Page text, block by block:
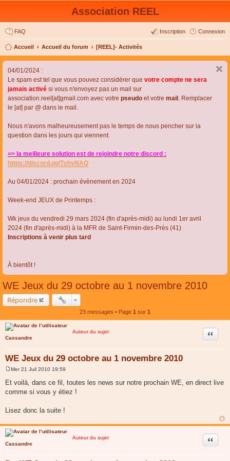
Association REEL
FAQ Connexion
Inscription
Accueil Accueil du forum [REEL]- Activités
04/01/2024 :
Le spam est tel que vous pouvez considérer que votre compte ne sera
jamais activé si vous n'envoyez pas un mail sur
association.reel[at]gmail.com avec votre pseudo et votre mail . Remplacer
le [at] par @ dans le mail.
Nous n'avons malheureusement pas le temps de nous pencher sur la
question dans les jours qui viennent.
=> la meilleure solution est de rejoindre notre discord :
https://discord.gg/TvhyNAQ
Au 04/01/2024 : prochain évènement en 2024
Week-end JEUX de Printemps :
Wk jeux du vendredi 29 mars 2024 (fin d'après-midi) au lundi 1er avril
2024 (fin d'après-midi) à la MFR de Saint-Firmin-des-Près (41)
Inscriptions à venir plus tard
À bientôt !
WE Jeux du 29 octobre au 1 novembre 2010
Répondre
23 messages • Page 1 sur 1
Auteur du sujet
Cassandre
WE Jeux du 29 octobre au 1 novembre 2010
Citer
e
s
s
e
Mer 21 Juil 2010 19:59
Et voilà, dans ce fil, toutes les news sur notre prochain WE, en direct live
comme si vous y étiez !
Lisez donc la suite !
Auteur du sujet
Cassandre
Citer